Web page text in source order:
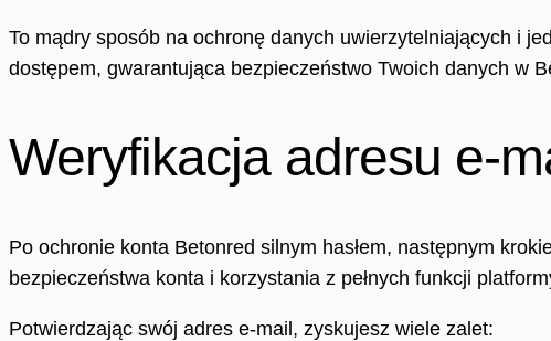
To mądry sposób na ochronę danych uwierzytelniających i
dostępem, gwarantująca bezpieczeństwo Twoich danych w
Weryfikacja adresu e-
Po ochronie konta Betonred silnym hasłem, następnym
bezpieczeństwa konta i korzystania z pełnych funkcji
Potwierdzając swój adres e-mail, zyskujesz wiele zalet: